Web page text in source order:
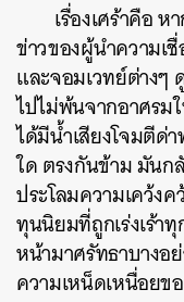
เรื่องเศร้าคือ
ข่าวของผู้นำความเ
และจอมเวทย์ต่างๆ
ไปไม่พ้นจากอาศรม
ได้มีน้ำเสียงโจมตีด่
ใด ตรงกันข้าม มันก
ประโลมความเคว้ง
ทุนนิยมที่ถูกเร่งเร้า
หน้ามาศรัทธาบางอ
ความเหน็ดเหนื่อยข